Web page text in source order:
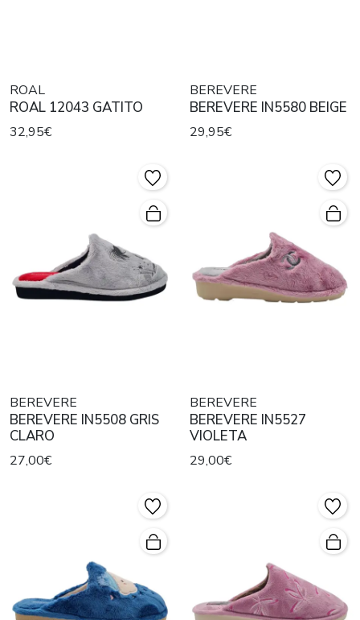
ROAL
ROAL 12043 GATITO
32,95€
BEREVERE
BEREVERE IN5580 BEIGE
29,95€
BEREVERE
BEREVERE IN5508 GRIS
CLARO
27,00€
BEREVERE
BEREVERE IN5527
VIOLETA
29,00€